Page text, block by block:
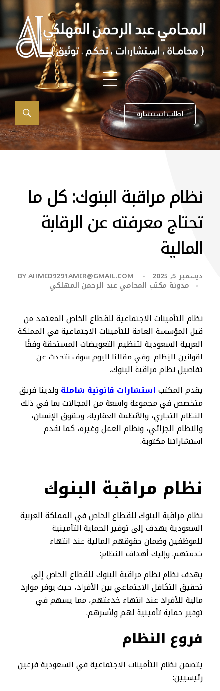
اطلب استشارة
نظام مراقبة البنوك: كل ما
تحتاج معرفته عن الرقابة
المالية
ديسمبر 5, 2025 BYAHMED9291AMER@GMAIL.COM
مدونة مكتب المحامي عبد الرحمن المهلكي
نظام التأمينات الاجتماعية للقطاع الخاص المعتمد من
قبل المؤسسة العامة للتأمينات الاجتماعية في المملكة
العربية السعودية لتنظيم التعويضات المستحقة وفقًا
لقوانين النِظام. وفي مقالنا اليوم سوف نتحدث عن
تفاصيل نظام مراقبة البنوك.
يقدم المكتباستشارات قانونية شاملةولدينا فريق
متخصص في مجموعة واسعة من المجالات بما في ذلك
النظام التجاري، والأنظمة العقارية، وحقوق الإنسان،
والنظام الجزائي، ونظام العمل وغيره، كما نقدم
استشاراتنا مكتوبة.
نظام مراقبة البنوك​
نظام مراقبة البنوك للقطاع الخاص في المملكة العربية
السعودية يهدف إلى توفير الحماية التأمينية
للموظفين وضمان حقوقهم المالية عند انتهاء
خدمتهم. وإليك أهداف النظام:
يهدف نظام نظام مراقبة البنوك للقطاع الخاص إلى
تحقيق التكافل الاجتماعي بين الأفراد، حيث يوفر موارد
مالية للأفراد عند انتهاء خدمتهم، مما يسهم في
توفير حماية تأمينية لهم ولأسرهم.
فروع النظام
يتضمن نظام التأمينات الاجتماعية في السعودية فرعين
رئيسيين: